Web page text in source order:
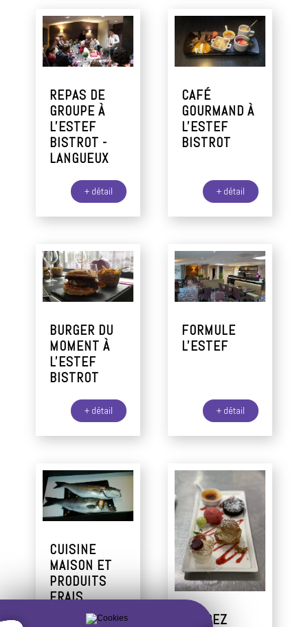
REPAS DE
GROUPE À
L'ESTEF
BISTROT -
LANGUEUX
+ détail
CAFÉ
GOURMAND À
L'ESTEF
BISTROT
+ détail
BURGER DU
MOMENT À
L'ESTEF
BISTROT
+ détail
FORMULE
L'ESTEF
+ détail
CUISINE
MAISON ET
PRODUITS
FRAIS
FONDEZ